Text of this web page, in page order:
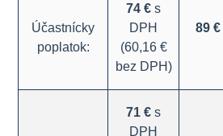
Účastnícky
poplatok:
74 €s
DPH
(60,16 €
bez DPH)
89 €
71 €s
DPH